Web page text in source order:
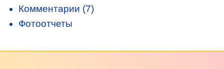
Комментарии (7)
Фотоотчеты